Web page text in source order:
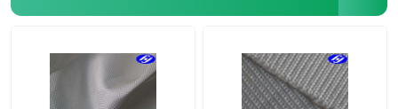
अराम फाइबर फैब्रिक